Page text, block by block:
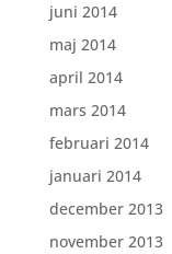
juni 2014
maj 2014
april 2014
mars 2014
februari 2014
januari 2014
december 2013
november 2013